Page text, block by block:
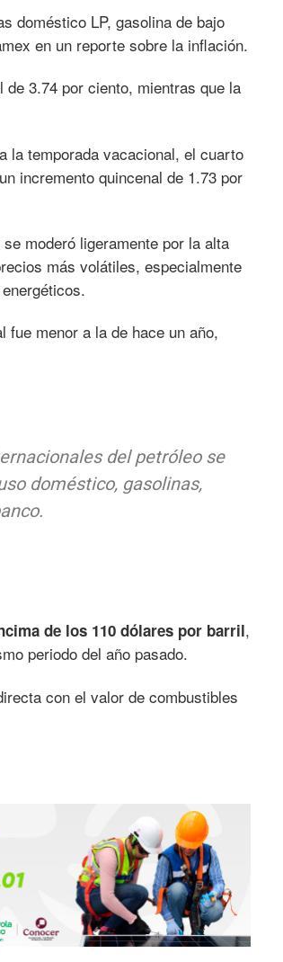
doméstico LP, gasolina de bajo
en un reporte sobre la inflación.
3.74 por ciento, mientras que la
la temporada vacacional, el cuarto
incremento quincenal de 1.73 por
moderó ligeramente por la alta
más volátiles, especialmente
fue menor a la de hace un año,
del petróleo se
doméstico, gasolinas,
de los 110 dólares por barril,
periodo del año pasado.
con el valor de combustibles